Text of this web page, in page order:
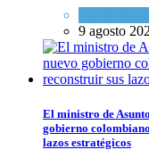
9 agosto
El ministro de
gobierno
lazos estratégicos